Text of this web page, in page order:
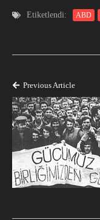
Etiketlendi: ABD
Previous Article